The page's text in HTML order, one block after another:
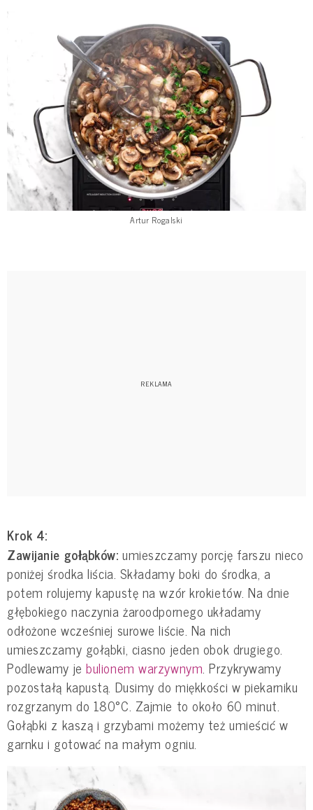
Artur Rogalski
Krok 4:
Zawijanie gołąbków: umieszczamy porcję farszu nieco
poniżej środka liścia. Składamy boki do środka, a
potem rolujemy kapustę na wzór krokietów. Na dnie
głębokiego naczynia żaroodpornego układamy
odłożone wcześniej surowe liście. Na nich
umieszczamy gołąbki, ciasno jeden obok drugiego.
Podlewamy jebulionem warzywnym. Przykrywamy
pozostałą kapustą. Dusimy do miękkości w piekarniku
rozgrzanym do 180°C. Zajmie to około 60 minut.
Gołąbki z kaszą i grzybami możemy też umieścić w
garnku i gotować na małym ogniu.